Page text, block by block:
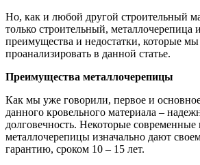
Но, как и любой другой строительный
только строительный, металлочерепица
преимущества и недостатки, которые
проанализировать в данной статье.
Преимущества металлочерепицы
Как мы уже говорили, первое и
данного кровельного материала –
долговечность. Некоторые современные
металлочерепицы изначально дают
гарантию, сроком 10 – 15 лет.